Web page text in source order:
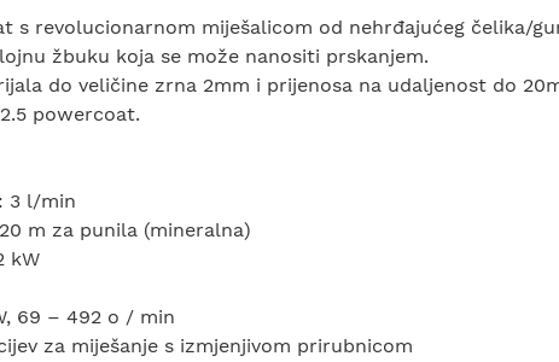
s revolucionarnom miješalicom od nehrđajućeg čelika/
žbuku koja se može nanositi prskanjem.
do veličine zrna 2mm i prijenosa na udaljenost do
powercoat.
3 l/min
m za punila (mineralna)
kW
69 – 492 o / min
za miješanje s izmjenjivom prirubnicom